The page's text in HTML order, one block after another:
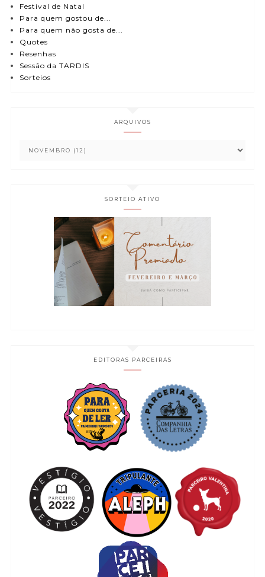
Festival de Natal
Para quem gostou de...
Para quem não gosta de...
Quotes
Resenhas
Sessão da TARDIS
Sorteios
ARQUIVOS
SORTEIO ATIVO
EDITORAS PARCEIRAS